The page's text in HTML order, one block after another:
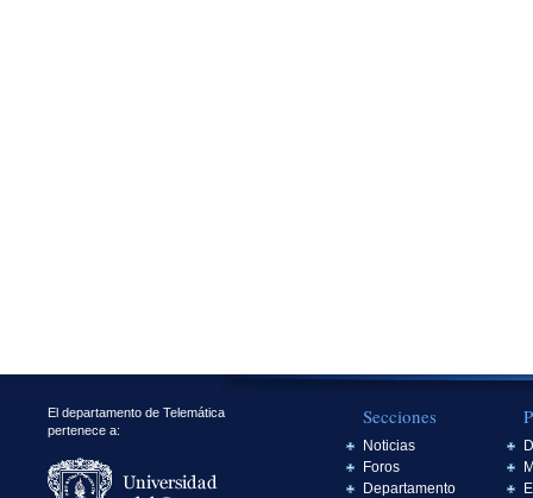
El departamento de Telemática
pertenece a:
Secciones
Noticias
Foros
Departamento